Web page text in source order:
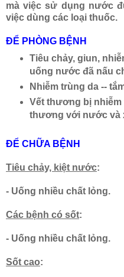
mà việc sử dụng nước
việc dùng các loại thuốc.
ĐỂ PHÒNG BỆNH
Tiêu chảy, giun,
uống nước đã nấu
Nhiễm trùng da -- t
Vết thương bị nhiễm
thương với nước và
ĐỂ CHỮA BỆNH
Tiêu chảy, kiệt nước:
- Uống nhiều chất lỏng.
Các bệnh có sốt:
- Uống nhiều chất lỏng.
Sốt cao: